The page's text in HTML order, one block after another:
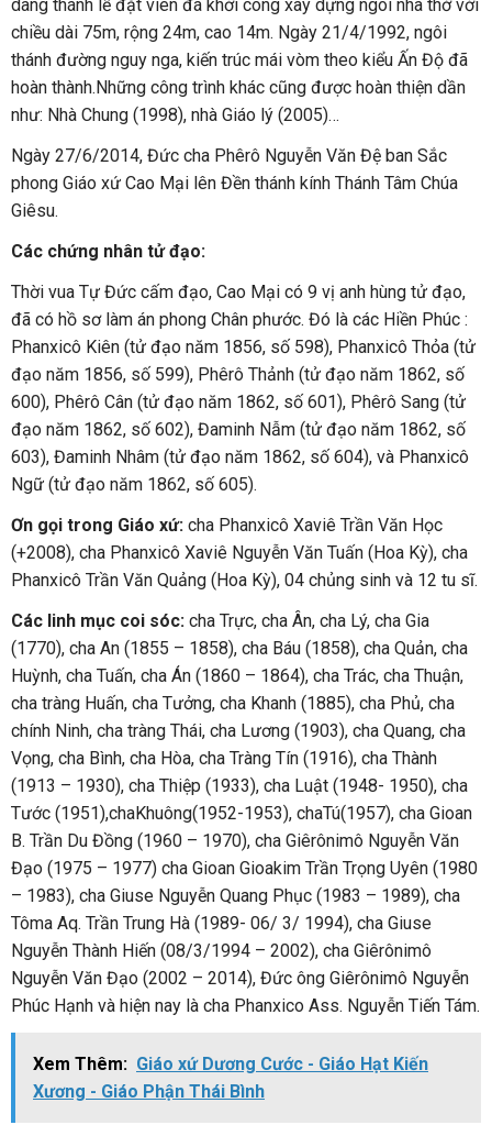
dâng thánh lễ đặt viên đá khởi công xây dựng ngôi nhà thờ với
chiều dài 75m, rộng 24m, cao 14m. Ngày 21/4/1992, ngôi
thánh đường nguy nga, kiến trúc mái vòm theo kiểu Ấn Độ đã
hoàn thành.Những công trình khác cũng được hoàn thiện dần
như: Nhà Chung (1998), nhà Giáo lý (2005)…
Ngày 27/6/2014, Đức cha Phêrô Nguyễn Văn Đệ ban Sắc
phong Giáo xứ Cao Mại lên Đền thánh kính Thánh Tâm Chúa
Giêsu.
Các chứng nhân tử đạo:
Thời vua Tự Đức cấm đạo, Cao Mại có 9 vị anh hùng tử đạo,
đã có hồ sơ làm án phong Chân phước. Đó là các Hiền Phúc :
Phanxicô Kiên (tử đạo năm 1856, số 598), Phanxicô Thỏa (tử
đạo năm 1856, số 599), Phêrô Thảnh (tử đạo năm 1862, số
600), Phêrô Cân (tử đạo năm 1862, số 601), Phêrô Sang (tử
đạo năm 1862, số 602), Đaminh Nẫm (tử đạo năm 1862, số
603), Đaminh Nhâm (tử đạo năm 1862, số 604), và Phanxicô
Ngữ (tử đạo năm 1862, số 605).
Ơn gọi trong Giáo xứ: cha Phanxicô Xaviê Trần Văn Học
(+2008), cha Phanxicô Xaviê Nguyễn Văn Tuấn (Hoa Kỳ), cha
Phanxicô Trần Văn Quảng (Hoa Kỳ), 04 chủng sinh và 12 tu sĩ.
Các linh mục coi sóc: cha Trực, cha Ân, cha Lý, cha Gia
(1770), cha An (1855 – 1858), cha Báu (1858), cha Quản, cha
Huỳnh, cha Tuấn, cha Án (1860 – 1864), cha Trác, cha Thuận,
cha tràng Huấn, cha Tưởng, cha Khanh (1885), cha Phủ, cha
chính Ninh, cha tràng Thái, cha Lương (1903), cha Quang, cha
Vọng, cha Bình, cha Hòa, cha Tràng Tín (1916), cha Thành
(1913 – 1930), cha Thiệp (1933), cha Luật (1948- 1950), cha
Tước (1951),chaKhuông(1952-1953), chaTú(1957), cha Gioan
B. Trần Du Đồng (1960 – 1970), cha Giêrônimô Nguyễn Văn
Đạo (1975 – 1977) cha Gioan Gioakim Trần Trọng Uyên (1980
– 1983), cha Giuse Nguyễn Quang Phục (1983 – 1989), cha
Tôma Aq. Trần Trung Hà (1989- 06/ 3/ 1994), cha Giuse
Nguyễn Thành Hiến (08/3/1994 – 2002), cha Giêrônimô
Nguyễn Văn Đạo (2002 – 2014), Đức ông Giêrônimô Nguyễn
Phúc Hạnh và hiện nay là cha Phanxico Ass. Nguyễn Tiến Tám.
Xem Thêm: Giáo xứ Dương Cước - Giáo Hạt Kiến
Xương - Giáo Phận Thái Bình